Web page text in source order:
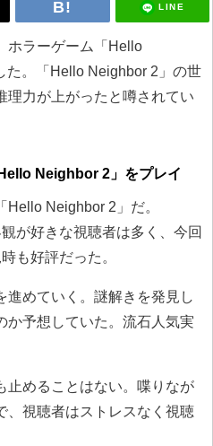
LINE
ホラーゲーム「Hello
た。「Hello Neighbor 2」の世
理力が上がったと噂されてい
Neighbor 2」をプレイ
Neighbor 2」だ。
が好きな視聴者は多く、今回
も好評だった。
進めていく。謎解きを発見し
か予想していた。流石人気実
止めることはない。喋りなが
、視聴者はストレスなく視聴